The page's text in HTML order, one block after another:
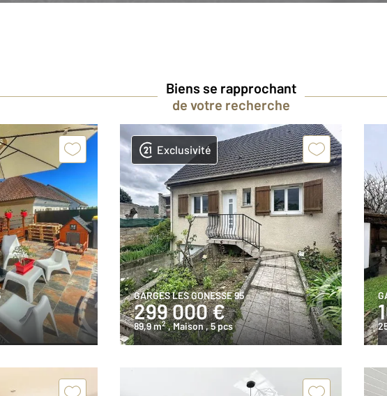
Biens se rapprochant
de votre recherche
Exclusivité
GARGES LES GONESSE 95
299 000 €
89,9 m2 , Maison, 5 pcs